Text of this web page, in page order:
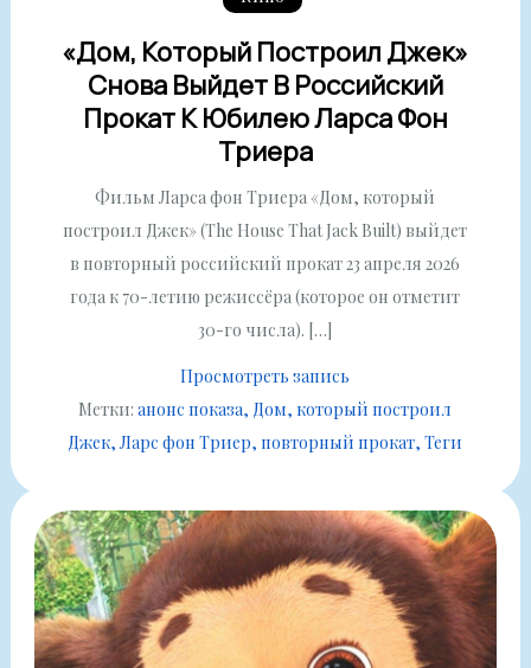
«Дом, Который Построил Джек»
Снова Выйдет В Российский
Прокат К Юбилею Ларса Фон
Триера
Фильм Ларса фон Триера «Дом, который
построил Джек» (The House That Jack Built) выйдет
в повторный российский прокат 23 апреля 2026
года к 70-летию режиссёра (которое он отметит
30-го числа). […]
Просмотреть запись
Метки:анонс показа Дом, который построил
Джек Ларс фон Триер повторный прокат Теги